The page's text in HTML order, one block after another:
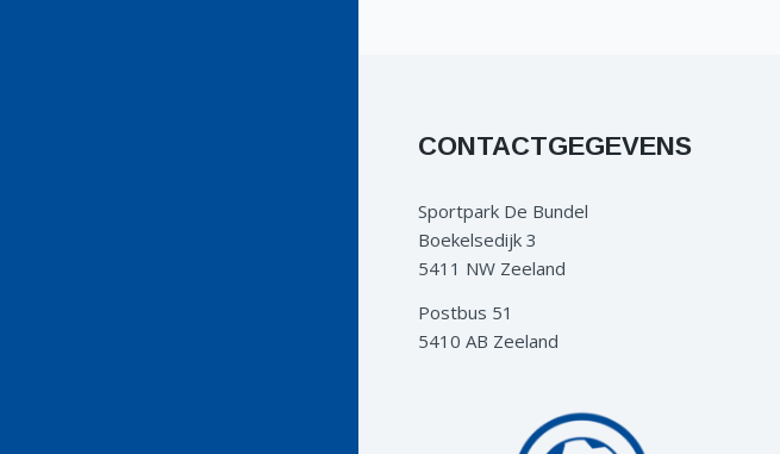
CONTACTGEGEVENS
Sportpark De Bundel
Boekelsedijk 3
5411 NW Zeeland
Postbus 51
5410 AB Zeeland